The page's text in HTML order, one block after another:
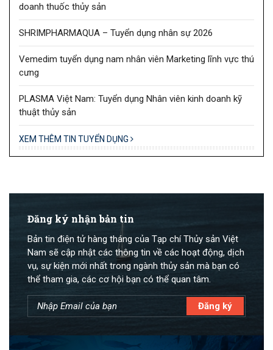
doanh thuốc thủy sản
SHRIMPHARMAQUA – Tuyển dụng nhân sự 2026
Vemedim tuyển dụng nam nhân viên Marketing lĩnh vực thú
cưng
PLASMA Việt Nam: Tuyển dụng Nhân viên kinh doanh kỹ
thuật thủy sản
XEM THÊM TIN TUYỂN DỤNG
Đăng ký nhận bản tin
Bản tin điện tử hàng tháng của Tạp chí Thủy sản Việt
Nam sẽ cập nhật các thông tin về các hoạt động, dịch
vụ, sự kiện mới nhất trong ngành thủy sản mà bạn có
thể tham gia, các cơ hội bạn có thể quan tâm.